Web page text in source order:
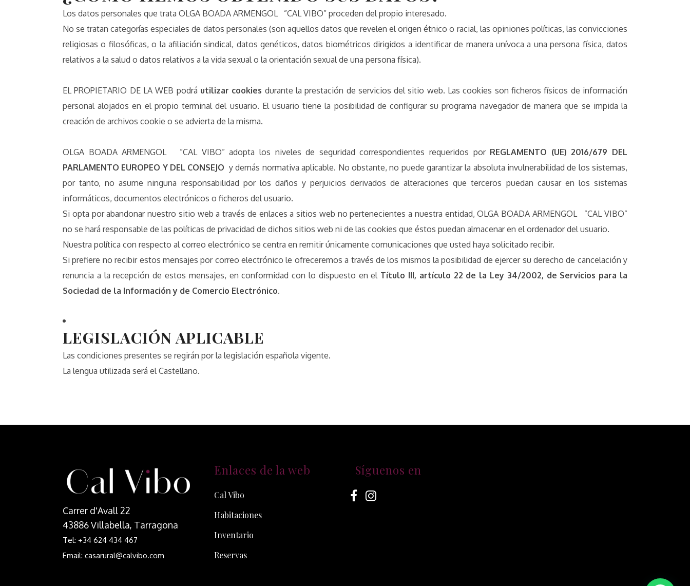
Los datos personales que trata OLGA BOADA ARMENGOL ”CAL VIBO” proceden del propio interesado.
No se tratan categorías especiales de datos personales (son aquellos datos que revelen el origen étnico o racial, las opiniones políticas, las convicciones
religiosas o filosóficas, o la afiliación sindical, datos genéticos, datos biométricos dirigidos a identificar de manera unívoca a una persona física, datos
relativos a la salud o datos relativos a la vida sexual o la orientación sexual de una persona física).
EL PROPIETARIO DE LA WEB podrá utilizar cookies durante la prestación de servicios del sitio web. Las cookies son ficheros físicos de información
personal alojados en el propio terminal del usuario. El usuario tiene la posibilidad de configurar su programa navegador de manera que se impida la
creación de archivos cookie o se advierta de la misma.
OLGA BOADA ARMENGOL ”CAL VIBO” adopta los niveles de seguridad correspondientes requeridos por REGLAMENTO (UE) 2016/679 DEL
PARLAMENTO EUROPEO Y DEL CONSEJO y demás normativa aplicable. No obstante, no puede garantizar la absoluta invulnerabilidad de los sistemas,
por tanto, no asume ninguna responsabilidad por los daños y perjuicios derivados de alteraciones que terceros puedan causar en los sistemas
informáticos, documentos electrónicos o ficheros del usuario.
Si opta por abandonar nuestro sitio web a través de enlaces a sitios web no pertenecientes a nuestra entidad, OLGA BOADA ARMENGOL ”CAL VIBO”
no se hará responsable de las políticas de privacidad de dichos sitios web ni de las cookies que éstos puedan almacenar en el ordenador del usuario.
Nuestra política con respecto al correo electrónico se centra en remitir únicamente comunicaciones que usted haya solicitado recibir.
Si prefiere no recibir estos mensajes por correo electrónico le ofreceremos a través de los mismos la posibilidad de ejercer su derecho de cancelación y
renuncia a la recepción de estos mensajes, en conformidad con lo dispuesto en el Título III, artículo 22 de la Ley 34/2002, de Servicios para la
Sociedad de la Información y de Comercio Electrónico.
LEGISLACIÓN APLICABLE
Las condiciones presentes se regirán por la legislación española vigente.
La lengua utilizada será el Castellano.
Carrer d'Avall 22
43886 Villabella, Tarragona
Tel: +34 624 434 467
Email: casarural@calvibo.com
Enlaces de la web
Cal Vibo
Habitaciones
Inventario
Reservas
Síguenos en